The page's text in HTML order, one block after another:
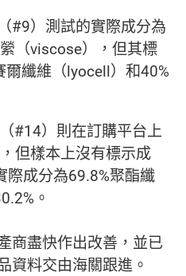
#9）測試的實際成分為
（viscose），但其標
爾纖維（lyocell）和40%
#14）則在訂購平台上
但樣本上沒有標示成
際成分為69.8%聚酯纖
。
商盡快作出改善，並已
資料交由海關跟進。